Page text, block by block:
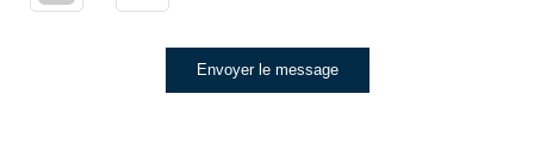
Envoyer le message